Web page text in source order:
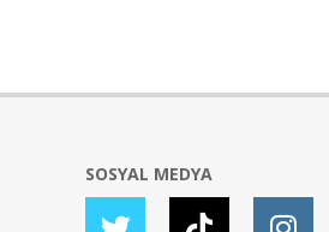
SOSYAL MEDYA